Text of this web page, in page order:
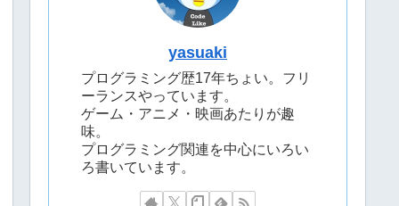
yasuaki
プログラミング歴17年ちょい。フリ
ーランスやっています。
ゲーム・アニメ・映画あたりが趣
味。
プログラミング関連を中心にいろい
ろ書いています。